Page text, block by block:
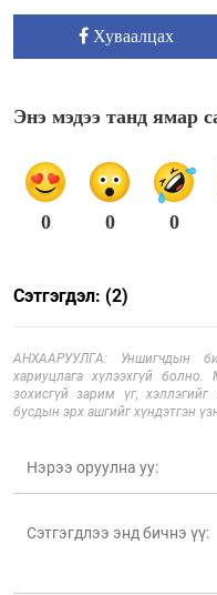
Хуваалцах
Энэ мэдээ танд ямар
0 0 0
Сэтгэгдэл: (2)
АНХААРУУЛГА: Уншигчдын
хариуцлага хүлээхгүй
зохисгүй зарим үг, хэллэгийг
бусдын эрх ашгийг хүндэтгэн